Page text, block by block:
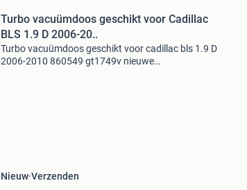
Turbo vacuümdoos geschikt voor Cadillac
BLS 1.9 D 2006-20..
Turbo vacuümdoos geschikt voor cadillac bls 1.9 D
2006-2010 860549 gt1749v nieuwe
Nieuw Verzenden